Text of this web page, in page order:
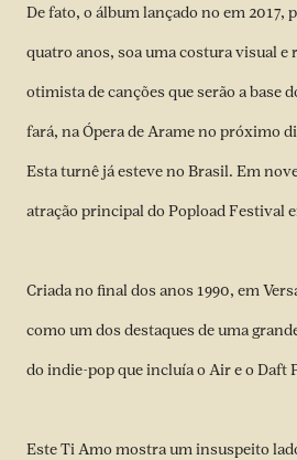
De fato, o álbum lançado no em 2017,
quatro anos, soa uma costura visual
otimista de canções que serão a base
fará, na Ópera de Arame no próximo
Esta turnê já esteve no Brasil. Em
atração principal do Popload Festival
Criada no final dos anos 1990, em
como um dos destaques de uma
do indie-pop que incluía o Air e o Daft
Este Ti Amo mostra um insuspeito